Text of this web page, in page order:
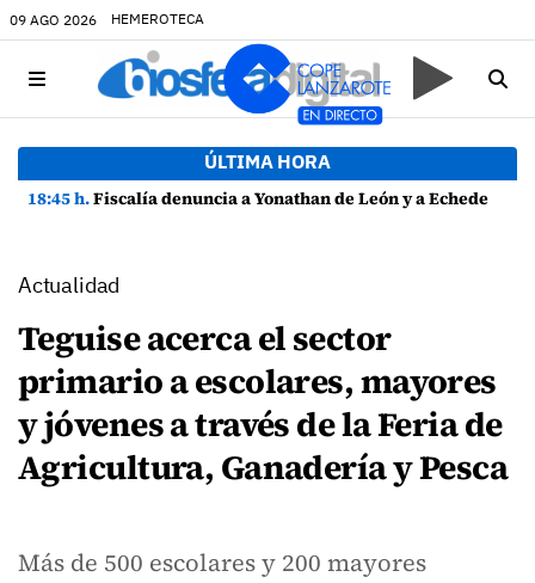
09 AGO 2026 HEMEROTECA
ÚLTIMA HORA
18:45 h.Fiscalía denuncia a Yonathan de León y a Echedey Eugenio por presuntas anomalías en contratos festivos
Actualidad
Teguise acerca el sector
primario a escolares, mayores
y jóvenes a través de la Feria de
Agricultura, Ganadería y Pesca
Más de 500 escolares y 200 mayores